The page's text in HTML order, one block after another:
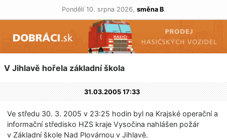
Pondělí 10. srpna 2026, směna B.
V Jihlavě hořela základní škola
31.03.2005 17:33
Ve středu 30. 3. 2005 v 23:25 hodin byl na Krajské operační a
informační středisko HZS kraje Vysočina nahlášen požár
v Základní škole Nad Plovárnou v Jihlavě.